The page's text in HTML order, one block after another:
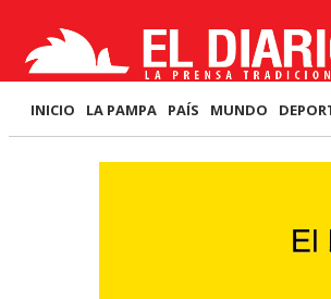
INICIO LA PAMPA PAÍS MUNDO